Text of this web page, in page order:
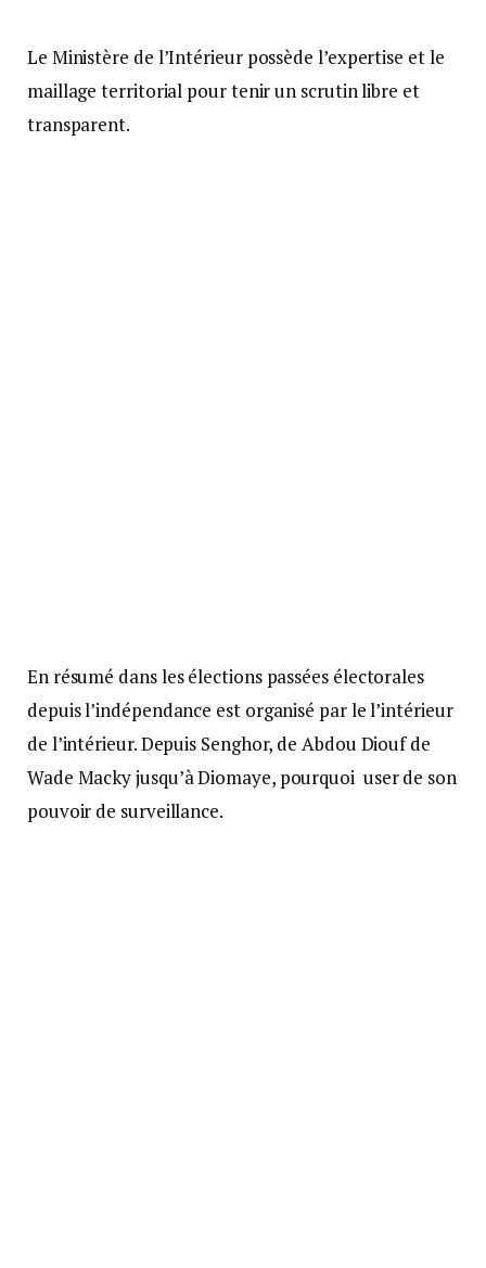
Le Ministère de l’Intérieur possède l’expertise et le
maillage territorial pour tenir un scrutin libre et
transparent.
En résumé dans les élections passées électorales
depuis l’indépendance est organisé par le l’intérieur
de l’intérieur. Depuis Senghor, de Abdou Diouf de
Wade Macky jusqu’à Diomaye, pourquoi user de son
pouvoir de surveillance.